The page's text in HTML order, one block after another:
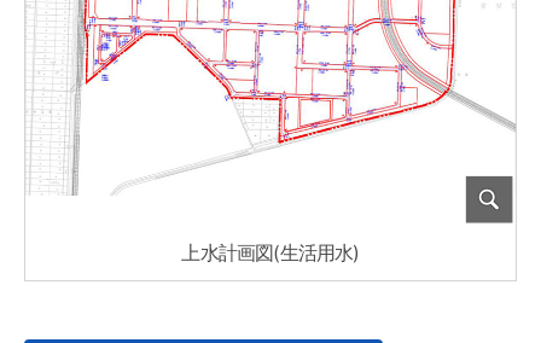
上水計画図(生活用水)